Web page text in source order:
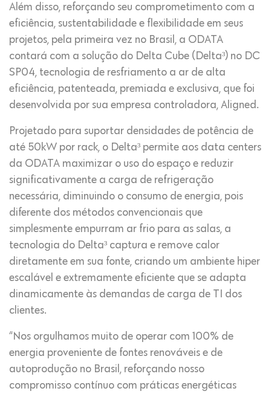
Além disso, reforçando seu comprometimento com a
eficiência, sustentabilidade e flexibilidade em seus
projetos, pela primeira vez no Brasil, a ODATA
contará com a solução do Delta Cube (Delta³) no DC
SP04, tecnologia de resfriamento a ar de alta
eficiência, patenteada, premiada e exclusiva, que foi
desenvolvida por sua empresa controladora, Aligned.
Projetado para suportar densidades de potência de
até 50kW por rack, o Delta³ permite aos data centers
da ODATA maximizar o uso do espaço e reduzir
significativamente a carga de refrigeração
necessária, diminuindo o consumo de energia, pois
diferente dos métodos convencionais que
simplesmente empurram ar frio para as salas, a
tecnologia do Delta³ captura e remove calor
diretamente em sua fonte, criando um ambiente hiper
escalável e extremamente eficiente que se adapta
dinamicamente às demandas de carga de TI dos
clientes.
“Nos orgulhamos muito de operar com 100% de
energia proveniente de fontes renováveis e de
autoprodução no Brasil, reforçando nosso
compromisso contínuo com práticas energéticas